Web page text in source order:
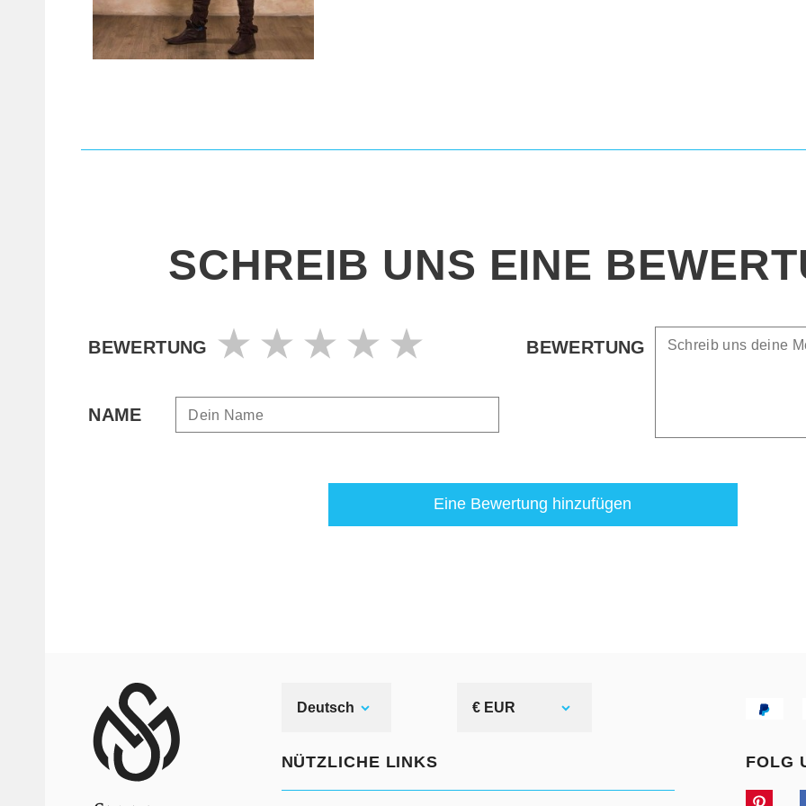
SCHREIB UNS EINE
BEWERTUNG
NAME
BEWERTUNG
Eine Bewertung hinzufügen
Deutsch € EUR
NÜTZLICHE LINKS FOLG